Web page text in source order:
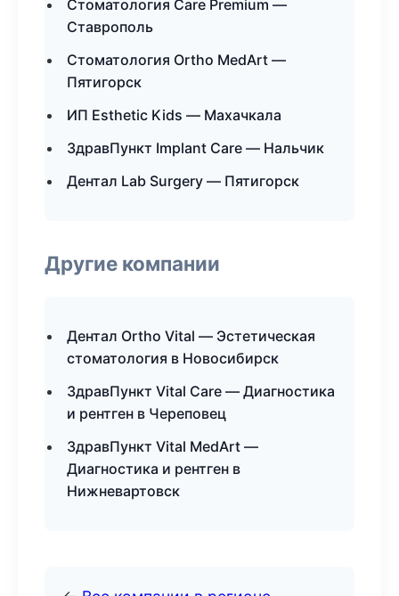
Стоматология Care Premium —
Ставрополь
Стоматология Ortho MedArt —
Пятигорск
ИП Esthetic Kids — Махачкала
ЗдравПункт Implant Care — Нальчик
Дентал Lab Surgery — Пятигорск
Другие компании
Дентал Ortho Vital — Эстетическая
стоматология в Новосибирск
ЗдравПункт Vital Care — Диагностика
и рентген в Череповец
ЗдравПункт Vital MedArt —
Диагностика и рентген в
Нижневартовск